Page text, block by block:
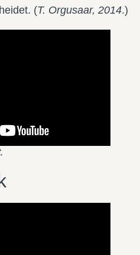
(T. Orgusaar, 2014.)